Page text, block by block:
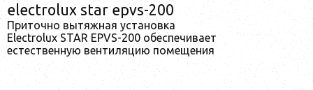
electrolux star epvs-200
Приточно вытяжная установка
Electrolux STAR EPVS-200 обеспечивает
естественную вентиляцию помещения